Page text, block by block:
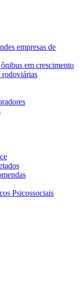
empresas de
em crescimento
rodoviárias
Psicossociais